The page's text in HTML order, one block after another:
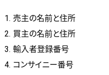
売主の名前と住所
買主の名前と住所
輸入者登録番号
コンサイニー番号